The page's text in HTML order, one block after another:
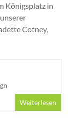
Königsplatz in
Cotney,
Weiterlesen